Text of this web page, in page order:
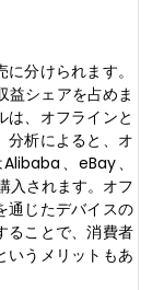
分けられます。
益シェアを占めま
は、オフラインと
分析によると、オ
、eBay、
入されます。オフ
通じたデバイスの
ることで、消費者
いうメリットもあ